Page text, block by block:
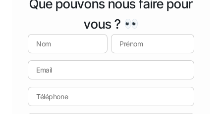
Que pouvons nous faire pour
vous ?